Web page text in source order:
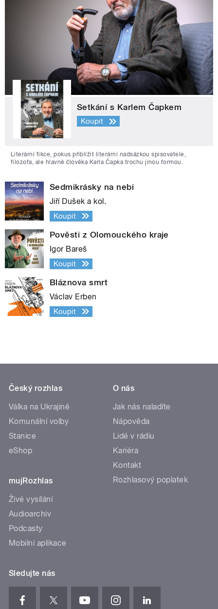
Setkání s Karlem Čapkem
Koupit
Literární fikce, pokus přiblížit literární nadsázkou spisovatele,
filozofa, ale hlavně člověka Karla Čapka trochu jinou formou.
Sedmikrásky na nebi
Jiří Dušek a kol.
Koupit
Pověsti z Olomouckého kraje
Igor Bareš
Koupit
Bláznova smrt
Václav Erben
Koupit
Český rozhlas
Válka na Ukrajině
Komunální volby
Stanice
eShop
mujRozhlas
Živé vysílání
Audioarchiv
Podcasty
Mobilní aplikace
O nás
Jak nás naladíte
Nápověda
Lidé v rádiu
Kariéra
Kontakt
Rozhlasový poplatek
Sledujte nás